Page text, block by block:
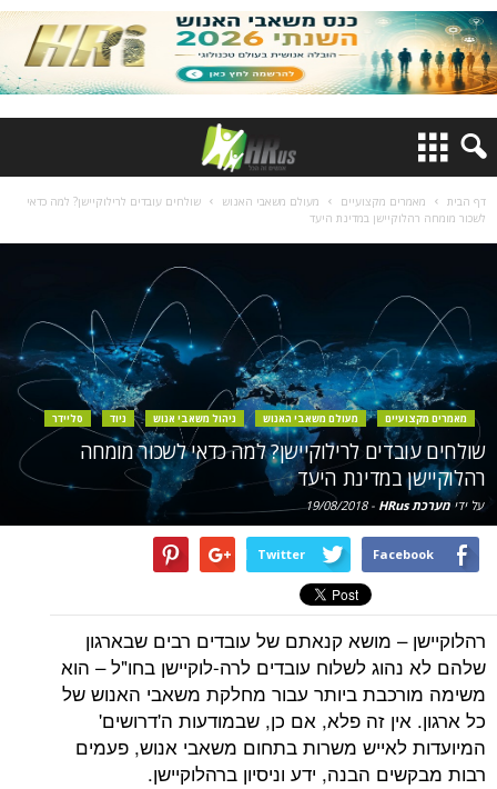
דף הבית מאמרים מקצועיים מעולם משאבי האנוש
שולחים עובדים לרילוקיישן? למה כדאי
לשכור מומחה רהלוקיישן במדינת היעד
מאמרים מקצועיים מעולם משאבי האנוש ניהול משאבי אנוש ניוד סליידר
שולחים עובדים לרילוקיישן? למה כדאי לשכור מומחה
רהלוקיישן במדינת היעד
על ידי מערכת HRus -
19/08/2018
Facebook
Twitter
רהלוקיישן – מושא קנאתם של עובדים רבים שבארגון
שלהם לא נהוג לשלוח עובדים לרה-לוקיישן בחו"ל – הוא
משימה מורכבת ביותר עבור מחלקת משאבי האנוש של
כל ארגון. אין זה פלא, אם כן, שבמודעות ה'דרושים'
המיועדות לאייש משרות בתחום משאבי אנוש, פעמים
רבות מבקשים הבנה, ידע וניסיון ברהלוקיישן.